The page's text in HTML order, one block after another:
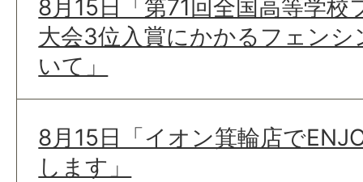
8月15日「第71回全国高等学
大会3位入賞にかかるフェン
いて」
8月15日「イオン箕輪店で
します」